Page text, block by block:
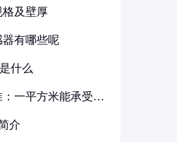
及壁厚
有哪些呢
什么
一平方米能承受多
介